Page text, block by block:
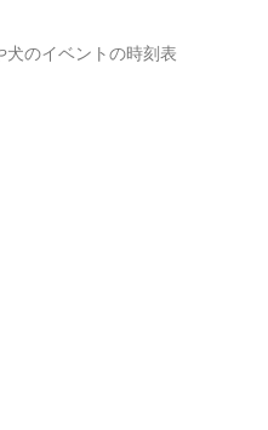
のイベントの時刻表